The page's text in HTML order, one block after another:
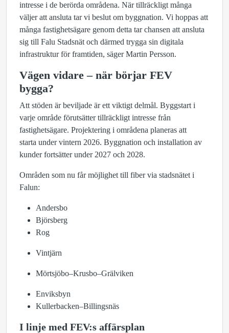
intresse i de berörda områdena. När tillräckligt många
väljer att ansluta tar vi beslut om byggnation. Vi hoppas att
många fastighetsägare genom detta tar chansen att ansluta
sig till Falu Stadsnät och därmed trygga sin digitala
infrastruktur för framtiden, säger Martin Persson.
Vägen vidare – när börjar FEV
bygga?
Att stöden är beviljade är ett viktigt delmål. Byggstart i
varje område förutsätter tillräckligt intresse från
fastighetsägare. Projektering i områdena planeras att
starta under vintern 2026. Byggnation och installation av
kunder fortsätter under 2027 och 2028.
Områden som nu får möjlighet till fiber via stadsnätet i
Falun:
Andersbo
Björsberg
Rog
Vintjärn
Mörtsjöbo–Krusbo–Grälviken
Enviksbyn
Kullerbacken–Billingsnäs
I linje med FEV:s affärsplan